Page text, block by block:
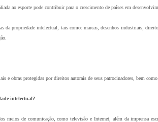
ao esporte pode contribuir para o crescimento de países em
da propriedade intelectual, tais como: marcas, desenhos industriais,
e obras protegidas por direitos autorais de seus patrocinadores, bem como
intelectual?
meios de comunicação, como televisão e Internet, além da imprensa